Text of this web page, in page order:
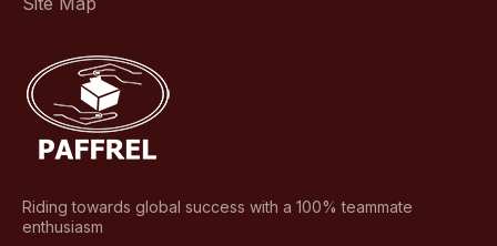
Riding towards global success with a 100% teammate
enthusiasm